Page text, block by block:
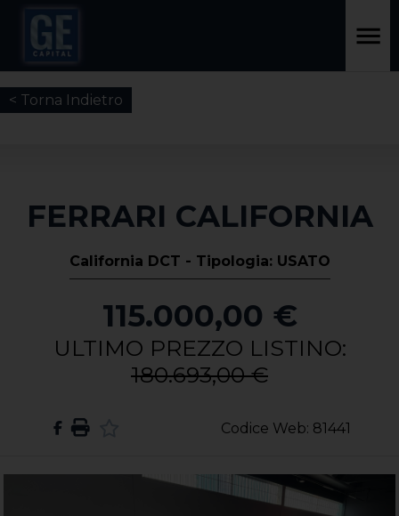
< Torna Indietro
Codice Web: 81441
FERRARI CALIFORNIA
California DCT - Tipologia: USATO
115.000,00 €
ULTIMO PREZZO LISTINO:
180.693,00 €